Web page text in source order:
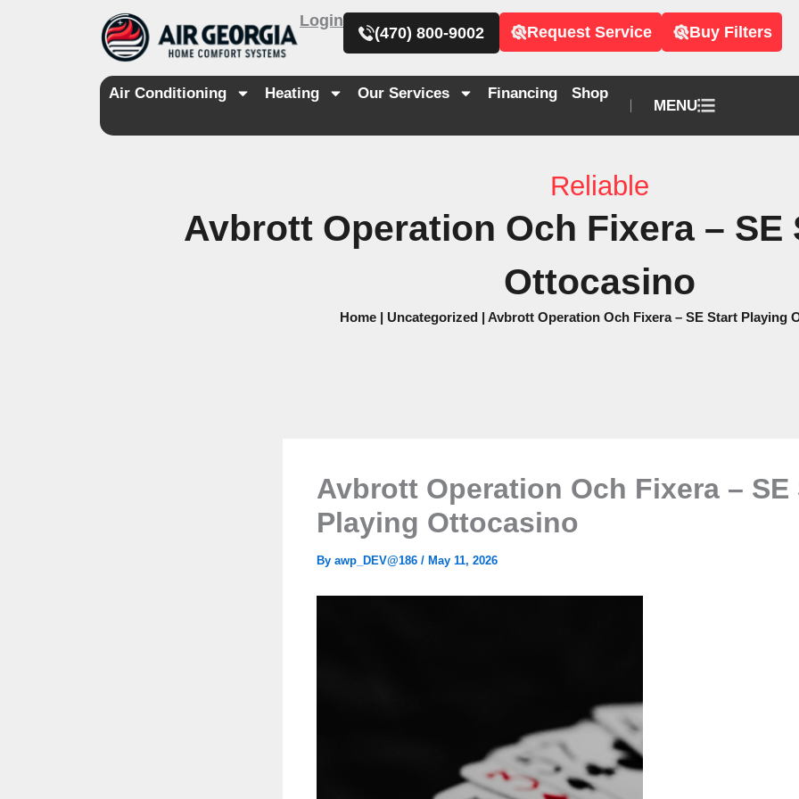
Login
(470) 800-9002 Request Service Buy Filters
Air Conditioning Heating Our Services Financing Shop
MENU
Reliable
Avbrott Operation Och Fixera – SE
Ottocasino
Home| Uncategorized| Avbrott Operation Och Fixera – SE Start Playing
Avbrott Operation Och Fixera – SE
Playing Ottocasino
By awp_DEV@186 / May 11, 2026